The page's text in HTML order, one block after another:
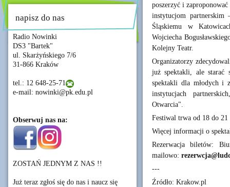
napisz do nas
Radio Nowinki
DS3 "Bartek"
ul. Skarżyńskiego 7/6
31-866 Kraków
tel.: 12 648-25-71
e-mail: nowinki@pk.edu.pl
Obserwuj nas na:
ZOSTAŃ JEDNYM Z NAS !!
Już teraz zgłoś się do nas i naucz się
poszerzyć i
instytucjom partnerskim
Śląskiemu w
Wojciecha
Kolejny Teatr.
Organizatorzy
już spektakli, ale starać
spektakli dla młodych i
instytucjach
Otwarcia".
Festiwal trwa od 18 do 21
Więcej informacji o
Rezerwacja biletów:
mailowo:
---
Źródło: Krakow.pl